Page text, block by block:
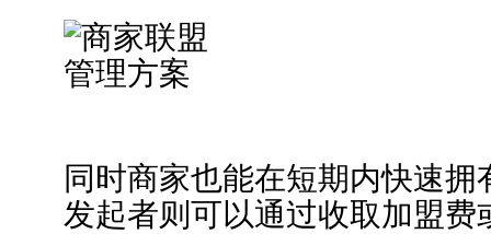
同时商家也能在短期内快速
发起者则可以通过收取加盟